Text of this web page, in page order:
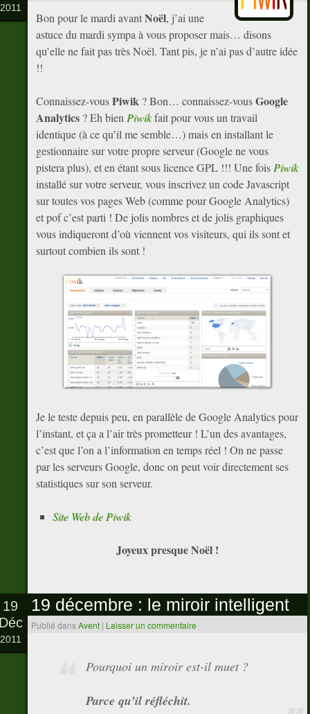
2011
Bon pour le mardi avantNoël, j’ai une
astuce du mardi sympa à vous proposer mais… disons
qu’elle ne fait pas très Noël. Tant pis, je n’ai pas d’autre idée
!!
Connaissez-vousPiwik ? Bon… connaissez-vousGoogle
Analytics ? Eh bien Piwikfait pour vous un travail
identique (à ce qu’il me semble…) mais en installant le
gestionnaire sur votre propre serveur (Google ne vous
pistera plus), et en étant sous licence GPL !!! Une fois Piwik
installé sur votre serveur, vous inscrivez un code Javascript
sur toutes vos pages Web (comme pour Google Analytics)
et pof c’est parti ! De jolis nombres et de jolis graphiques
vous indiqueront d’où viennent vos visiteurs, qui ils sont et
surtout combien ils sont !
Je le teste depuis peu, en parallèle de Google Analytics pour
l’instant, et ça a l’air très prometteur ! L’un des avantages,
c’est que l’on a l’information en temps réel ! On ne passe
par les serveurs Google, donc on peut voir directement ses
statistiques sur son serveur.
Site Web de Piwik
Joyeux presque Noël !
19 décembre : le miroir intelligent
Publié dansAvent | Laisser un commentaire
19
2011
Pourquoi un miroir est-il muet ?
Parce qu’il réfléchit.